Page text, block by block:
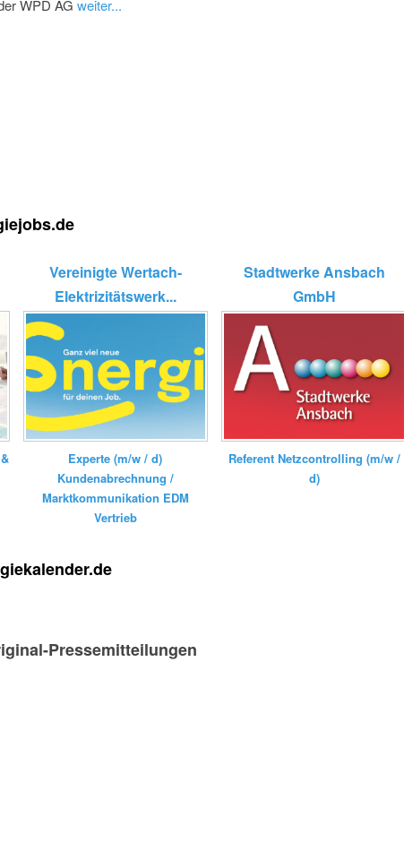
WPD AG weiter...
Vereinigte Wertach-
Elektrizitätswerk...
Experte (m/w / d)
Kundenabrechnung /
Marktkommunikation EDM
Vertrieb
Stadtwerke Ansbach
GmbH
Referent Netzcontrolling (m/w /
d)
Pressemitteilungen